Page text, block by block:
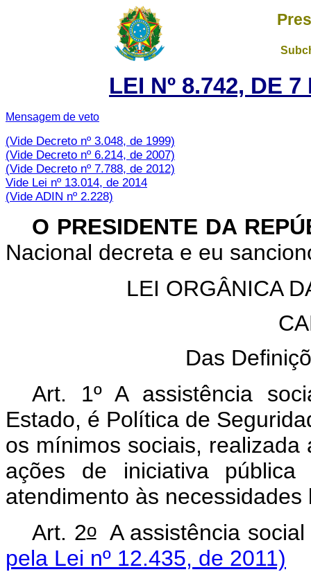
LEI Nº 8.742, DE
Mensagem de veto
(Vide Decreto nº 3.048, de 1999)
(Vide Decreto nº 6.214, de 2007)
(Vide Decreto nº 7.788, de 2012)
Vide Lei nº 13.014, de 2014
(Vide ADIN nº 2.228)
O PRESIDENTE DA
Nacional decreta e eu
LEI ORGÂNICA
Das
Art. 1º A assistência
Estado, é Política de
os mínimos sociais,
ações de iniciativa
atendimento às necessidades
Art. 2oA assistência
pela Lei nº 12.435, de 2011)